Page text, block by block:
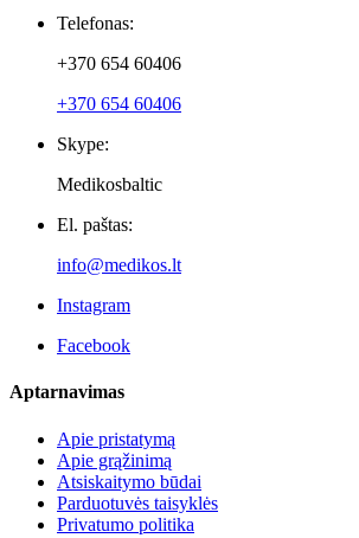
Naujienlaiškiai